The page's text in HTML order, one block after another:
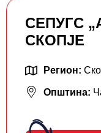
СЕПУГС
СКОПЈЕ
Регион:
Општина: